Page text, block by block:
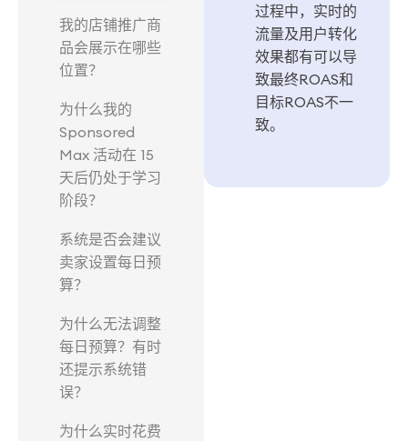
我的店铺推广商
品会展示在哪些
位置？
为什么我的
Sponsored
Max 活动在 15
天后仍处于学习
阶段？
系统是否会建议
卖家设置每日预
算？
为什么无法调整
每日预算？有时
还提示系统错
误？
为什么实时花费
过程中，实时的
流量及用户转化
效果都有可以导
致最终ROAS和
目标ROAS不一
致。